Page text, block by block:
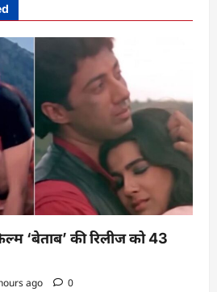
‘बेताब’ की रिलीज को 43
ago 0